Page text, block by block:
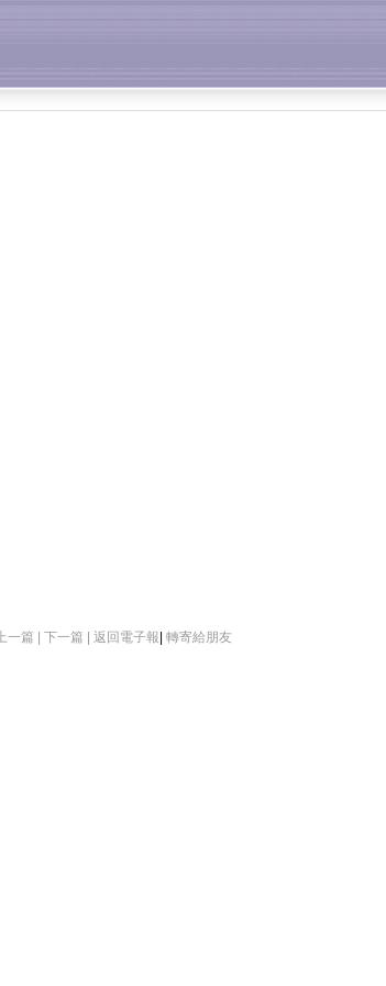
上一篇 | 下一篇 | 返回電子報 轉寄給朋友